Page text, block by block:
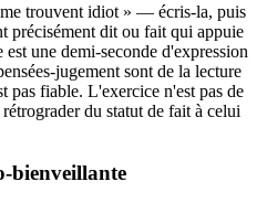
trouvent idiot » — écris-la, puis
précisément dit ou fait qui appuie
une demi-seconde d'expression
jugement sont de la lecture
pas fiable. L'exercice n'est pas de
du statut de fait à celui
bienveillante